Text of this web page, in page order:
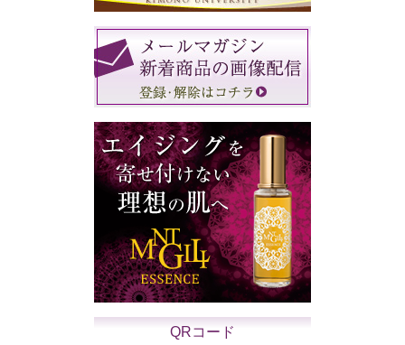
QRコード